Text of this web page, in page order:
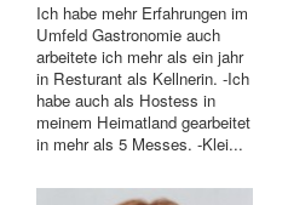
Ich habe mehr Erfahrungen im
Umfeld Gastronomie auch
arbeitete ich mehr als ein jahr
in Resturant als Kellnerin. -Ich
habe auch als Hostess in
meinem Heimatland gearbeitet
in mehr als 5 Messes. -Klei...